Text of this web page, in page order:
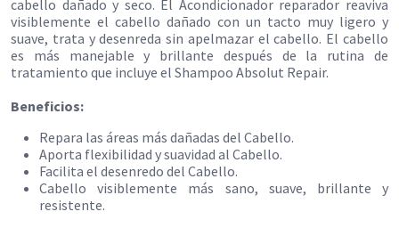
cabello dañado y seco. El Acondicionador reparador reaviva
visiblemente el cabello dañado con un tacto muy ligero y
suave, trata y desenreda sin apelmazar el cabello. El cabello
es más manejable y brillante después de la rutina de
tratamiento que incluye el Shampoo Absolut Repair.​
Beneficios:
Repara las áreas más dañadas del Cabello.
Aporta flexibilidad y suavidad al Cabello.
Facilita el desenredo del Cabello.
Cabello visiblemente más sano, suave, brillante y
resistente.